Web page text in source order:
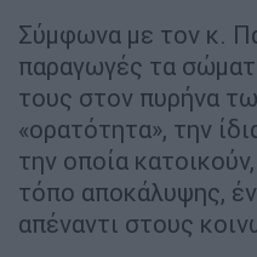
Σύμφωνα με τον κ.
παραγωγές τα
τους στον πυρήνα
«ορατότητα», την
την οποία
τόπο αποκάλυψης,
απέναντι στους